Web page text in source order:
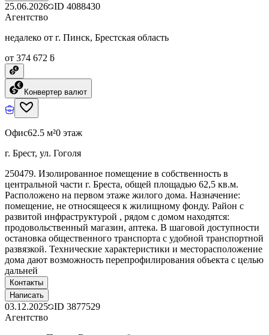
25.06.2026 ID 4088430
Агентство
недалеко от г. Пинск, Брестская область
от 374 672 ƃ
Конвертер валют
Офис62.5 м²0 этаж
г. Брест, ул. Гоголя
250479. Изолированное помещение в собственность в
центральной части г. Бреста, общей площадью 62,5 кв.м.
Расположено на первом этаже жилого дома. Назначение:
помещение, не относящееся к жилищному фонду. Район с
развитой инфраструктурой , рядом с домом находятся:
продовольственный магазин, аптека. В шаговой доступности
остановка общественного транспорта с удобной транспортной
развязкой. Технические характеристики и месторасположение
дома дают возможность перепрофилирования объекта с целью
дальней
Контакты
Написать
03.12.2025 ID 3877529
Агентство